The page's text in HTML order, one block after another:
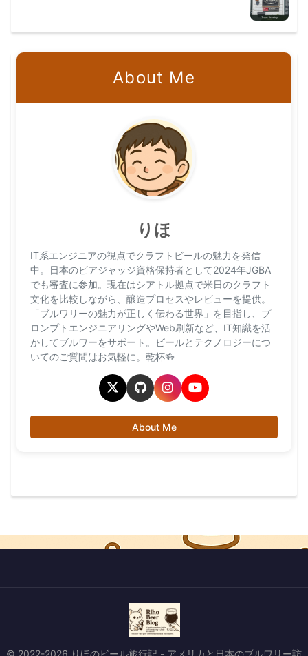
About Me
りほ
IT系エンジニアの視点でクラフトビールの魅力を発信
中。日本のビアジャッジ資格保持者として2024年JGBA
でも審査に参加。現在はシアトル拠点で米日のクラフト
文化を比較しながら、醸造プロセスやレビューを提供。
「ブルワリーの魅力が正しく伝わる世界」を目指し、プ
ロンプトエンジニアリングやWeb刷新など、IT知識を活
かしてブルワーをサポート。ビールとテクノロジーにつ
いてのご質問はお気軽に。乾杯🍻
About Me
© 2022-2026 りほのビール旅行記 - アメリカと日本のブルワリー訪